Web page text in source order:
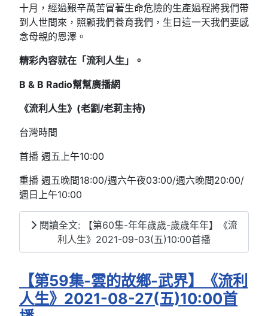
十月，經過艱辛萬苦冒著生命危險的生產過程將我們帶
到人世間來，照顧我們養育我們，生日這一天我們要感
念母親的恩澤。
精彩內容就在「流利人生」。
B & B Radio幫幫廣播網
《流利人生》(老劉/老莉主持)
台灣時間
首播 週五上午10:00
重播 週五晚間18:00/週六午夜03:00/週六晚間20:00/
週日上午10:00
閱讀全文: 【第60集-年年歲歲-歲歲年年】《流
利人生》2021-09-03(五)10:00首播
【第59集-雲的故鄉-武界】《流利
人生》2021-08-27(五)10:00首